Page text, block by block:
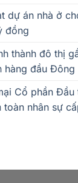
dự án nhà ở
đồng
thành đô thị
hàng đầu Đông
Cổ phần
toàn nhân sự